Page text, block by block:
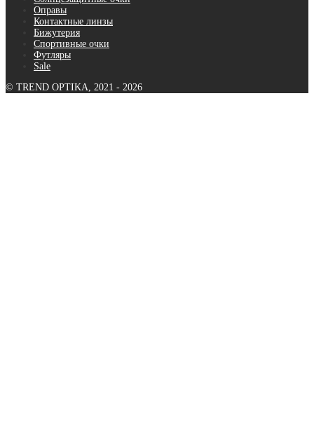
Оправы
Контактные линзы
Бижутерия
Спортивные очки
Футляры
Sale
© TREND OPTIKA, 2021 - 2026